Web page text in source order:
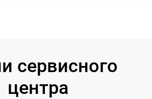
сервисного
центра